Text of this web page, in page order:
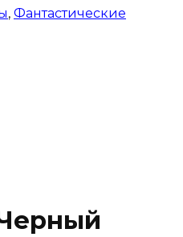
, Фантастические